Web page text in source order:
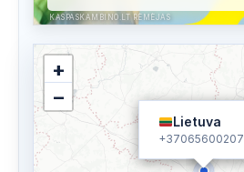
KASPASKAMBINO.LT RĖMĖJAS
Lietuva
+37065600207
+
−